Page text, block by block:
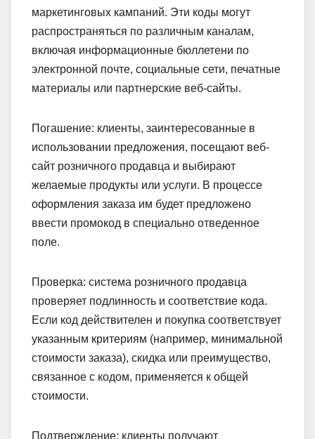
маркетинговых кампаний. Эти коды могут
распространяться по различным каналам,
включая информационные бюллетени по
электронной почте, социальные сети, печатные
материалы или партнерские веб-сайты.
Погашение: клиенты, заинтересованные в
использовании предложения, посещают веб-
сайт розничного продавца и выбирают
желаемые продукты или услуги. В процессе
оформления заказа им будет предложено
ввести промокод в специально отведенное
поле.
Проверка: система розничного продавца
проверяет подлинность и соответствие кода.
Если код действителен и покупка соответствует
указанным критериям (например, минимальной
стоимости заказа), скидка или преимущество,
связанное с кодом, применяется к общей
стоимости.
Подтверждение: клиенты получают